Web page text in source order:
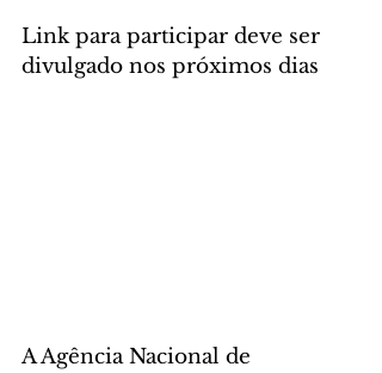
Link para participar deve ser
divulgado nos próximos dias
A Agência Nacional de